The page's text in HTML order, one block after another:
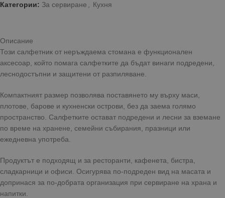
Категории: За сервиране Кухня
Описание
Този салфетник от неръждаема стомана е функционален
аксесоар, който помага салфетките да бъдат винаги подредени,
леснодостъпни и защитени от разпиляване.
Компактният размер позволява поставянето му върху маси,
плотове, барове и кухненски острови, без да заема голямо
пространство. Салфетките остават подредени и лесни за вземане
по време на хранене, семейни събирания, празници или
ежедневна употреба.
Продуктът е подходящ и за ресторанти, кафенета, бистра,
сладкарници и офиси. Осигурява по-подреден вид на масата и
допринася за по-добрата организация при сервиране на храна и
напитки.